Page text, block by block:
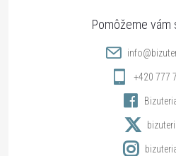
info@
+420 777